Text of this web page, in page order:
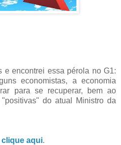
e encontrei essa pérola no G1:
economistas, a economia
para se recuperar, bem ao
do atual Ministro da
clique aqui.